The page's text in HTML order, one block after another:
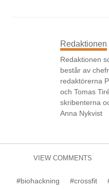
Redaktionen
Redaktionen
består av
redaktörerna
och Tomas
skribenterna
Anna Nykvist
VIEW COMMENTS
#biohackning #crossfit